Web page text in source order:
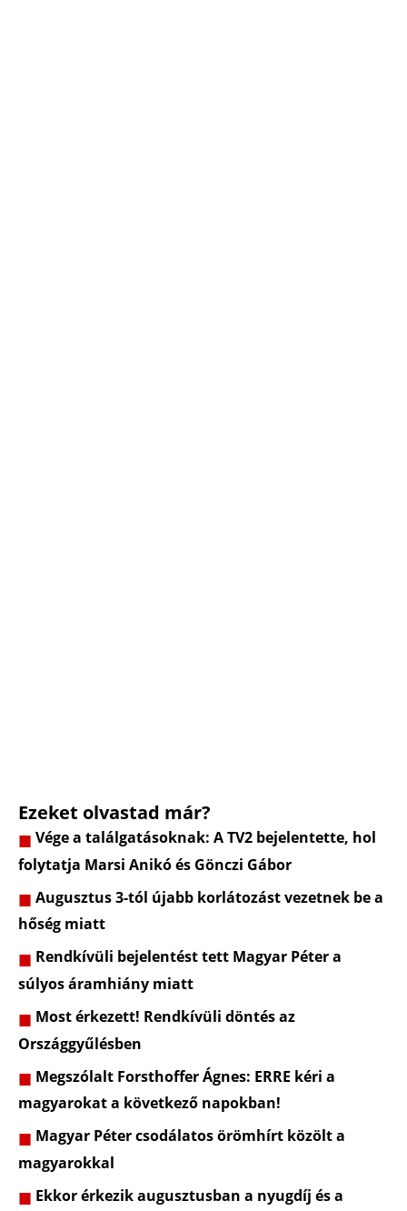
Ezeket olvastad már?
Vége a találgatásoknak: A TV2 bejelentette, hol
folytatja Marsi Anikó és Gönczi Gábor
Augusztus 3-tól újabb korlátozást vezetnek be a
hőség miatt
Rendkívüli bejelentést tett Magyar Péter a
súlyos áramhiány miatt
Most érkezett! Rendkívüli döntés az
Országgyűlésben
Megszólalt Forsthoffer Ágnes: ERRE kéri a
magyarokat a következő napokban!
Magyar Péter csodálatos örömhírt közölt a
magyarokkal
Ekkor érkezik augusztusban a nyugdíj és a